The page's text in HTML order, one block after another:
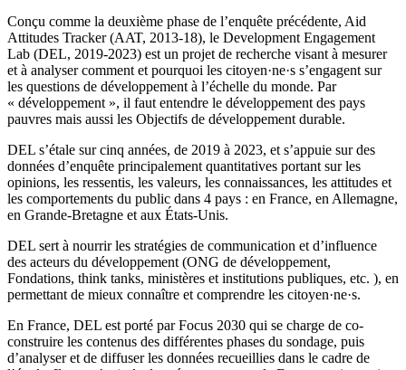
Conçu comme la deuxième phase de l’enquête précédente, Aid
Attitudes Tracker (AAT, 2013-18), le Development Engagement
Lab (DEL, 2019-2023) est un projet de recherche visant à mesurer
et à analyser comment et pourquoi les citoyen·ne·s s’engagent sur
les questions de développement à l’échelle du monde. Par
« développement », il faut entendre le développement des pays
pauvres mais aussi les Objectifs de développement durable.
DEL s’étale sur cinq années, de 2019 à 2023, et s’appuie sur des
données d’enquête principalement quantitatives portant sur les
opinions, les ressentis, les valeurs, les connaissances, les attitudes et
les comportements du public dans 4 pays : en France, en Allemagne,
en Grande-Bretagne et aux États-Unis.
DEL sert à nourrir les stratégies de communication et d’influence
des acteurs du développement (ONG de développement,
Fondations, think tanks, ministères et institutions publiques, etc. ), en
permettant de mieux connaître et comprendre les citoyen·ne·s.
En France, DEL est porté par Focus 2030 qui se charge de co-
construire les contenus des différentes phases du sondage, puis
d’analyser et de diffuser les données recueillies dans le cadre de